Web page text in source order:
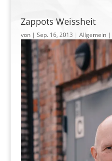
Zappots Weissheit
von | Sep. 16, 2013 | Allgemein |